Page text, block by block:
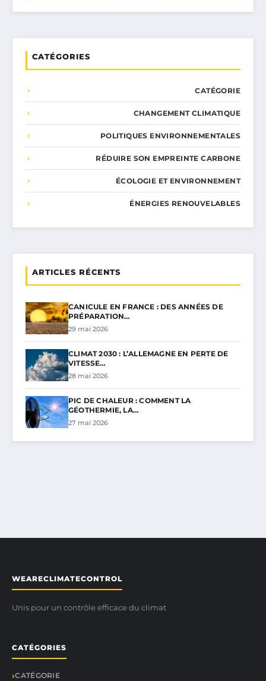
CATÉGORIES
CATÉGORIE
CHANGEMENT CLIMATIQUE
POLITIQUES ENVIRONNEMENTALES
RÉDUIRE SON EMPREINTE CARBONE
ÉCOLOGIE ET ENVIRONNEMENT
ÉNERGIES RENOUVELABLES
ARTICLES RÉCENTS
CANICULE EN FRANCE : DES ANNÉES DE
PRÉPARATION…
29 mai 2026
CLIMAT 2030 : L’ALLEMAGNE EN PERTE DE
VITESSE…
28 mai 2026
PIC DE CHALEUR : COMMENT LA
GÉOTHERMIE, LA…
27 mai 2026
WEARECLIMATECONTROL
Unis pour un contrôle efficace du climat
CATÉGORIES
CATÉGORIE